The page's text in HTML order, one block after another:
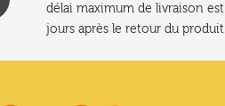
délai maximum de livraison
jours après le retour du